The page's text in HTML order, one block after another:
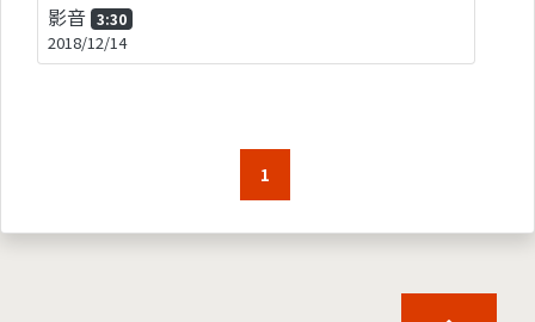
影音 3:30
2018/12/14
1